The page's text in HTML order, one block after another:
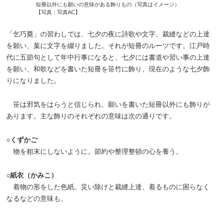
短冊以外にも願いの意味がある飾りもの（写真はイメージ）
【写真：写真AC】
「乞巧奠」の習わしでは、七夕の夜に詩歌や文字、裁縫などの上達
を願い、葉に文字を綴りました。それが短冊のルーツです。江戸時
代に五節句として年中行事になると、七夕には書道や習い事の上達
を願い、和歌などを書いた短冊を笹竹に飾り、現在のような七夕飾
りになりました。
笹は邪気をはらうと信じられ、願いを書いた短冊以外にも飾りが
あります。主な飾りのそれぞれの意味は次の通りです。
○くずかご
物を粗末にしないように。節約や整理整頓の心を養う。
○紙衣（かみこ）
着物の形をした色紙。災い除けと裁縫上達、着るものに困らなく
なるなどの意味も。